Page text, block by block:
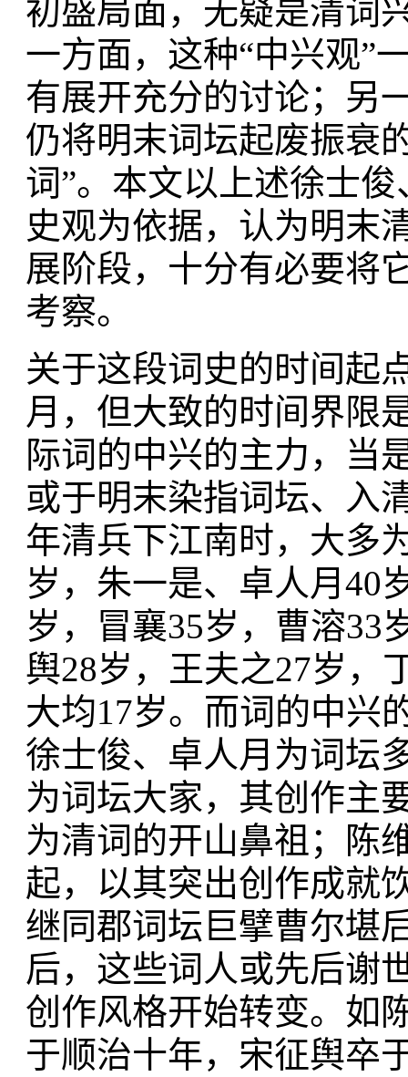
初盛局面，无疑是清词
一方面，这种“中兴观”
有展开充分的讨论；另
仍将明末词坛起废振衰
词”。本文以上述徐士
史观为依据，认为明末
展阶段，十分有必要将
考察。
关于这段词史的时间起
月，但大致的时间界限
际词的中兴的主力，当
或于明末染指词坛、入
年清兵下江南时，大多
岁，朱一是、卓人月40
岁，冒襄35岁，曹溶33
舆28岁，王夫之27岁，
大均17岁。而词的中兴
徐士俊、卓人月为词坛
为词坛大家，其创作主
为清词的开山鼻祖；陈
起，以其突出创作成就
继同郡词坛巨擘曹尔堪
后，这些词人或先后谢
创作风格开始转变。如
于顺治十年，宋征舆卒